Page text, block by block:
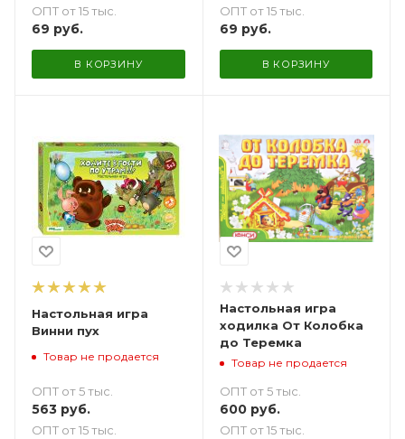
ОПТ от 15 тыс.
69 руб.
В КОРЗИНУ
ОПТ от 15 тыс.
69 руб.
В КОРЗИНУ
Настольная игра
Винни пух
Товар не продается
ОПТ от 5 тыс.
563 руб.
ОПТ от 15 тыс.
Настольная игра
ходилка От Колобка
до Теремка
Товар не продается
ОПТ от 5 тыс.
600руб.
ОПТ от 15 тыс.